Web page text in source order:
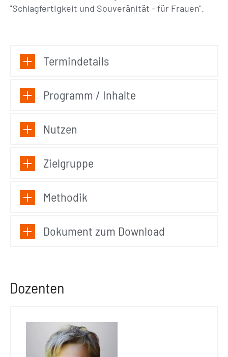
"Schlagfertigkeit und Souveränität - für Frauen".
Termindetails
Programm / Inhalte
Nutzen
Zielgruppe
Methodik
Dokument zum Download
Dozenten